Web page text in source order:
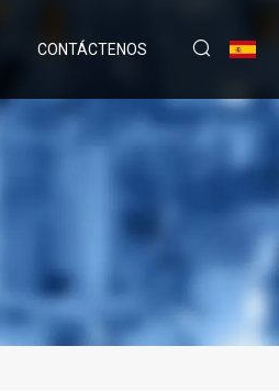
CONTÁCTENOS